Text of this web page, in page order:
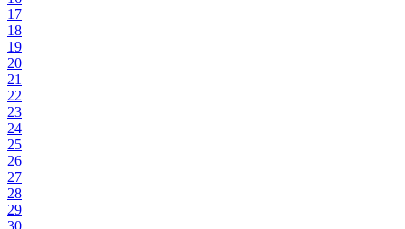
17
18
19
20
21
22
23
24
25
26
27
28
29